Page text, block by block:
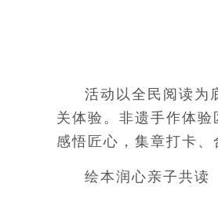
活动以全民阅读为
关体验。非遗手作体验
感悟匠心，集章打卡、
绘本润心亲子共读